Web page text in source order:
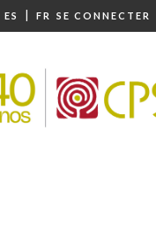
ES | FR SE CONNECTER